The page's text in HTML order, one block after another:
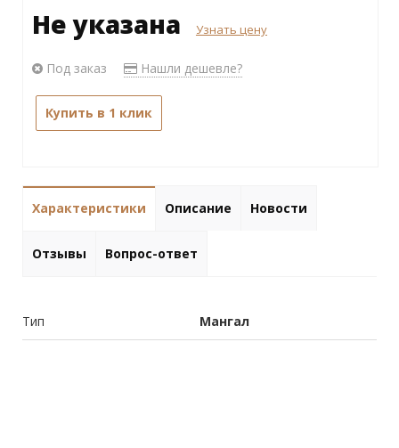
Не указана Узнать цену
Под заказ Нашли дешевле?
Купить в 1 клик
Характеристики Описание Новости
Отзывы Вопрос-ответ
Тип Мангал